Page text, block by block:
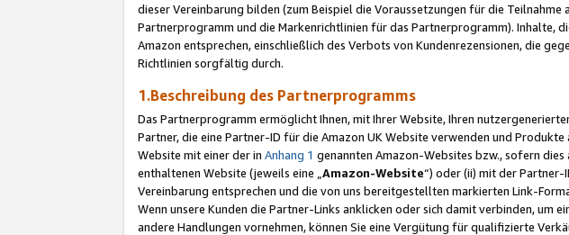
dieser Vereinbarung bilden (zum Beispiel die Voraussetzungen für die
Partnerprogramm und die Markenrichtlinien für das Partnerprogramm). Inhalte,
Amazon entsprechen, einschließlich des Verbots von Kundenrezensionen, die
Richtlinien sorgfältig durch.
1.Beschreibung des Partnerprogramms
Das Partnerprogramm ermöglicht Ihnen, mit Ihrer Website, Ihren
Partner, die eine Partner-ID für die Amazon UK Website verwenden und Produkte
Website mit einer der in Anhang 1 genannten Amazon-Websites bzw., sofern
enthaltenen Website (jeweils eine „ Amazon-Website“) oder (ii) mit der Partner-
Vereinbarung entsprechen und die von uns bereitgestellten markierten Link-
Wenn unsere Kunden die Partner-Links anklicken oder sich damit verbinden,
andere Handlungen vornehmen, können Sie eine Vergütung für qualifizierte